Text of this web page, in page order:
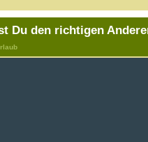
Du den richtigen